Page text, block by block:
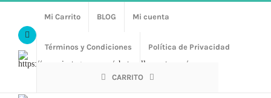
contenidoFacebook
Https://www.instagram.com/photocalls_y_atrezzo/
Mi Carrito BLOG Mi cuenta
Términos y Condiciones Política de Privacidad
CARRITO